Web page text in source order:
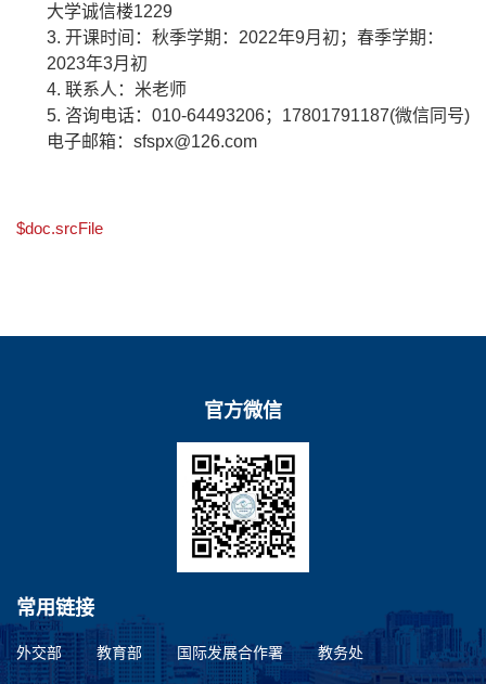
大学诚信楼1229
3. 开课时间： 秋季学期：2022年9月初 ；春季学期：
2023年3月初
4. 联系人：米老师
5. 咨询电话： 010-64493206；17801791187(微信同号)
电子邮箱：sfspx@126.com
$doc.srcFile
官方微信
常用链接
外交部 教育部 国际发展合作署 教务处